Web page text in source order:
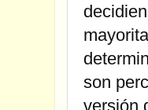
son
versión